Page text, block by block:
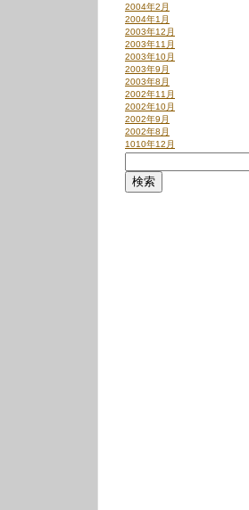
2004年2月
2004年1月
2003年12月
2003年11月
2003年10月
2003年9月
2003年8月
2002年11月
2002年10月
2002年9月
2002年8月
1010年12月